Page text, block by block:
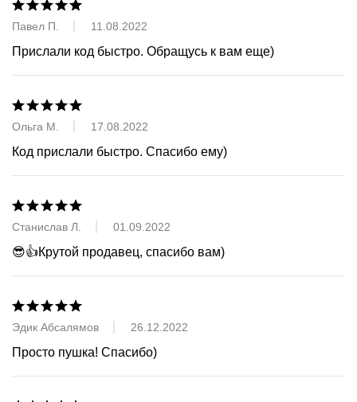
Павел П. 11.08.2022
Прислали код быстро. Обращусь к вам еще)
Ольга М. 17.08.2022
Код прислали быстро. Спасибо ему)
Станислав Л. 01.09.2022
😎👍Крутой продавец, спасибо вам)
Эдик Абсалямов 26.12.2022
Просто пушка! Спасибо)